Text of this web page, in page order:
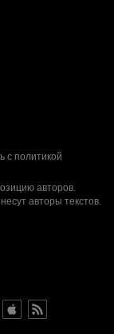
с политикой
авторов.
авторы текстов.